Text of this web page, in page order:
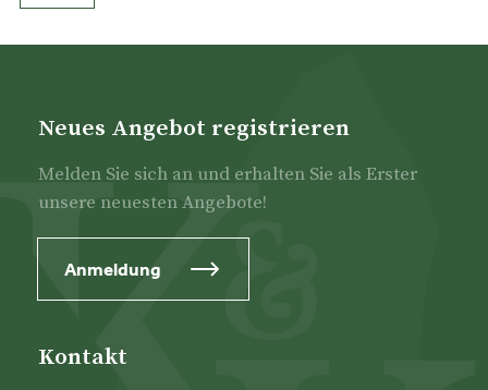
Neues Angebot registrieren
Melden Sie sich an und erhalten Sie als Erster
unsere neuesten Angebote!
Anmeldung
Kontakt